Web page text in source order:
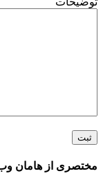
از هامان وب